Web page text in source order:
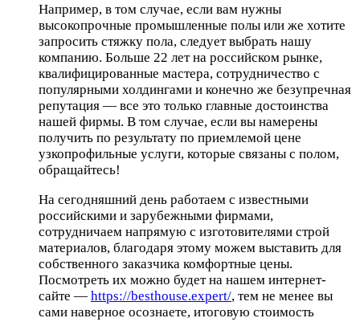
Например, в том случае, если вам нужны
высокопрочные промышленные полы или же хотите
запросить стяжку пола, следует выбрать нашу
компанию. Больше 22 лет на российском рынке,
квалифицированные мастера, сотрудничество с
популярными холдингами и конечно же безупречная
репутация — все это только главные достоинства
нашей фирмы. В том случае, если вы намерены
получить по результату по приемлемой цене
узкопрофильные услуги, которые связаны с полом,
обращайтесь!
На сегодняшний день работаем с известными
российскими и зарубежными фирмами,
сотрудничаем напрямую с изготовителями строй
материалов, благодаря этому можем выставить для
собственного заказчика комфортные цены.
Посмотреть их можно будет на нашем интернет-
сайте — https://besthouse.expert/, тем не менее вы
сами наверное осознаете, итоговую стоимость